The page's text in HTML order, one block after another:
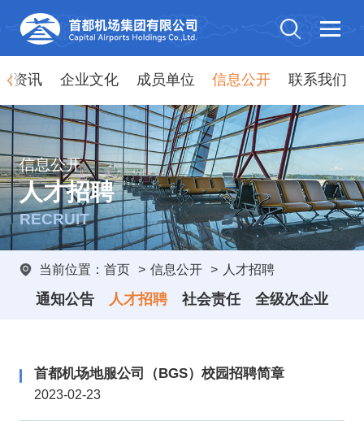
资讯 企业文化 成员单位 信息公开 联系我们
信息公开
人才招聘
RECRUIT
当前位置： 首页 > 信息公开 > 人才招聘
通知公告 人才招聘 社会责任 全级次企业
首都机场地服公司（BGS）校园招聘简章
2023-02-23